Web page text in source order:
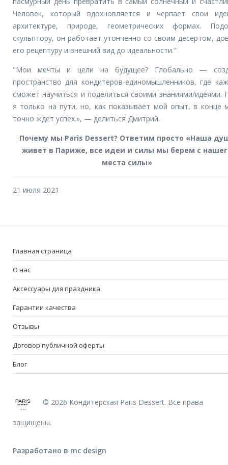
Человек, который вдохновляется и черпает свои
архитектуре, природе, геометрических формах.
скульптору, он работает утонченно со своим десертом,
его рецептуру и внешний вид до идеальности."
"Мои мечты и цели на будущее? Глобально —
пространство для кондитеров-единомышленников, где
сможет научиться и поделиться своими знаниями/идеями.
я только на пути, но, как показывает мой опыт, в конце
точно ждет успех.», — делиться Дмитрий.
Почему мы Paris Dessert? Ответим просто «Наша
живет в Париже, все идеи и силы мы берем с
места силы»
21 июля 2021
Главная страница
О нас
Аксессуары для праздника
Гарантии качества
Отзывы
Договор публичной оферты
Блог
© 2026 Кондитерская Paris Dessert. Все права
защищены.
Разработано в mc design